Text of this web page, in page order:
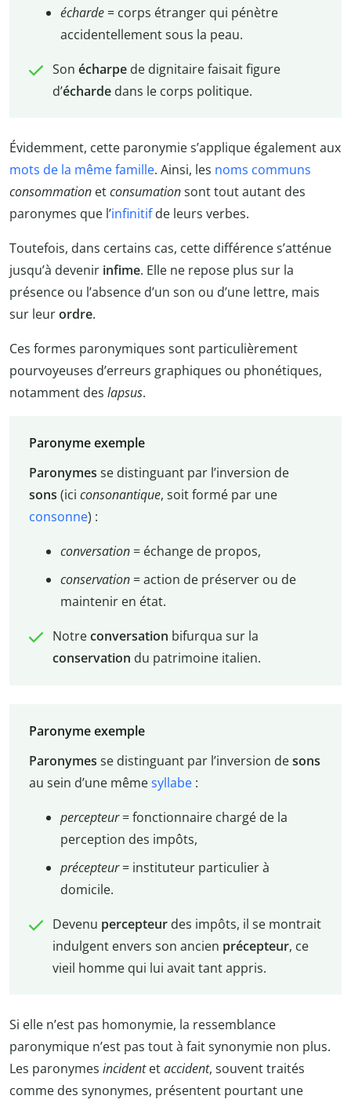
écharde= corps étranger qui pénètre
accidentellement sous la peau.
Son écharpede dignitaire faisait figure
d’échardedans le corps politique.
Évidemment, cette paronymie s’applique également aux
mots de la même famille. Ainsi, les noms communs
consommation etconsumationsont tout autant des
paronymes que l’infinitifde leurs verbes.
Toutefois, dans certains cas, cette différence s’atténue
jusqu’à devenir infime. Elle ne repose plus sur la
présence ou l’absence d’un son ou d’une lettre, mais
sur leurordre.
Ces formes paronymiques sont particulièrement
pourvoyeuses d’erreurs graphiques ou phonétiques,
notamment des lapsus.
Paronyme exemple
Paronymes se distinguant par l’inversion de
sons (ici consonantique, soit formé par une
consonne) :
conversation= échange de propos,
conservation= action de préserver ou de
maintenir en état.
Notreconversation bifurqua sur la
conservation du patrimoine italien.
Paronyme exemple
Paronymes se distinguant par l’inversion desons
au sein d’une mêmesyllabe:
percepteur= fonctionnaire chargé de la
perception des impôts,
précepteur= instituteur particulier à
domicile.
Devenu percepteur des impôts, il se montrait
indulgent envers son ancien précepteur, ce
vieil homme qui lui avait tant appris.
Si elle n’est pas homonymie, la ressemblance
paronymique n’est pas tout à fait synonymie non plus.
Les paronymes incidentetaccident, souvent traités
comme des synonymes, présentent pourtant une